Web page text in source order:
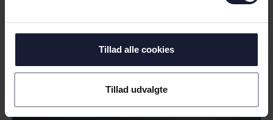
Tillad alle cookies
Tillad udvalgte
11.07.2026
NYHED
FAN-INFORMATION INDEN KAMP I
BRØNDBY